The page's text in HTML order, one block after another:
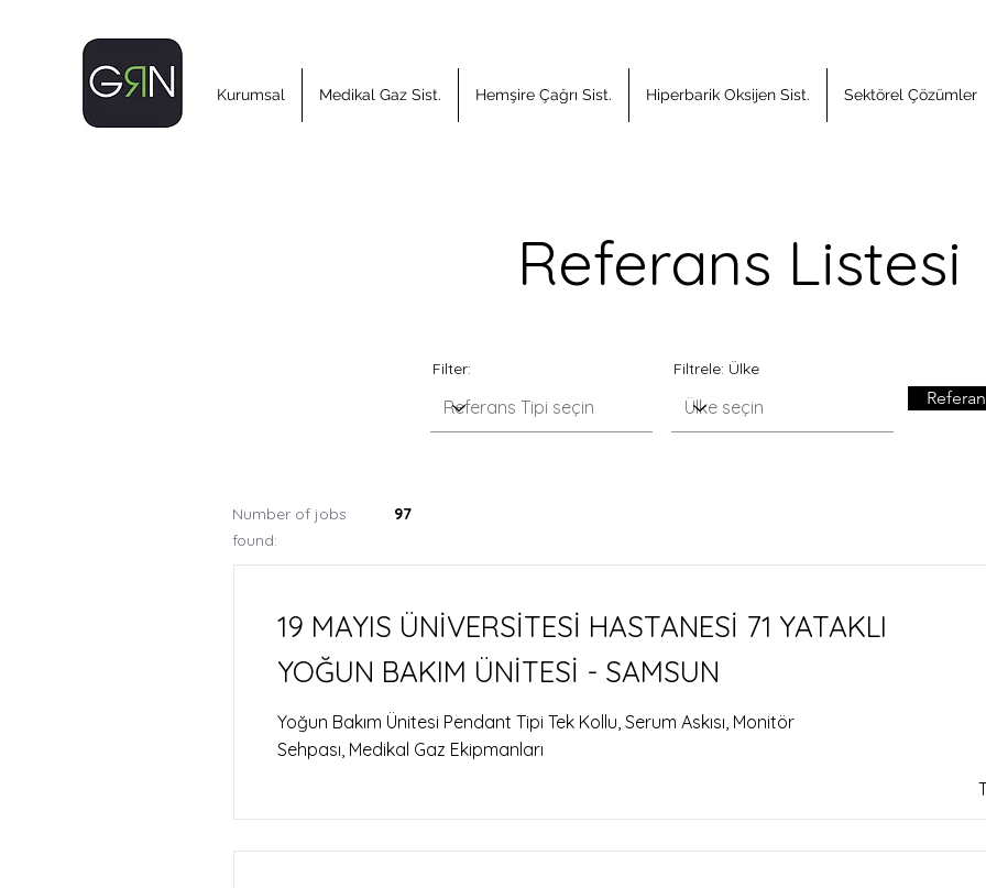
Kurumsal Medikal Gaz Sist. Hemşire Çağrı Sist. Hiperbarik Oksijen Sist. Sektörel Çözümler
Referans Listesi
Filter: Filtrele: Ülke
Number of jobs
found:
97
19 MAYIS ÜNİVERSİTESİ HASTANESİ 71 YATAKLI
YOĞUN BAKIM ÜNİTESİ - SAMSUN
Yoğun Bakım Ünitesi Pendant Tipi Tek Kollu, Serum Askısı, Monitör
Sehpası, Medikal Gaz Ekipmanları